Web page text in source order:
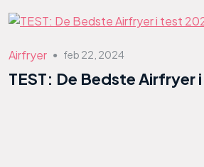
Airfryer ● feb 22, 2024
TEST: De Bedste Airfryer